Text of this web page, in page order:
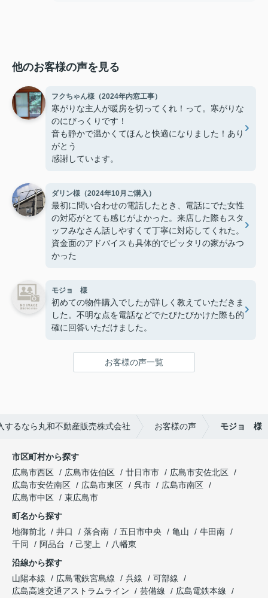
他のお客様の声を見る
フクちゃん様（2024年内窓工事）
寒がりな主人が暖房を切ってくれ！って。寒がりな
のにびっくりです！
音も静かで温かくてほんと快適になりました！あり
がとう
感謝しています。
ダリン様（2024年10月ご購入）
最初に問い合わせの電話したとき、電話にでた女性
の対応がとても感じがよかった。来店した際もスタ
ッフみなさん話しやすくて丁寧に対応してくれた。
資金面のアドバイスも具体的でピッタリの家がみつ
かった
モジョ 様
初めての物件購入でしたが詳しく教えていただきま
した。不明な点を電話などでたびたびかけた際も的
確に回答いただけました。
お客様の声一覧
するなら丸和不動産販売株式会社 お客様の声 モジョ 様
市区町村から探す
広島市西区
広島市佐伯区 廿日市市
広島市安佐北区
広島市安佐南区
広島市東区 呉市
広島市南区
広島市中区
東広島市
町名から探す
地御前北
井口 落合南 五日市中央 亀山
牛田南
千同
阿品台 己斐上
八幡東
沿線から探す
山陽本線
広島電鉄宮島線 呉線
可部線
広島高速交通アストラムライン
芸備線
広島電鉄本線